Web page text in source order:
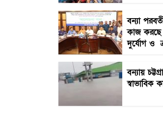
বন্যা
কাজ
দুর্যোগ ও
বন্যায়
স্বাভাবিক